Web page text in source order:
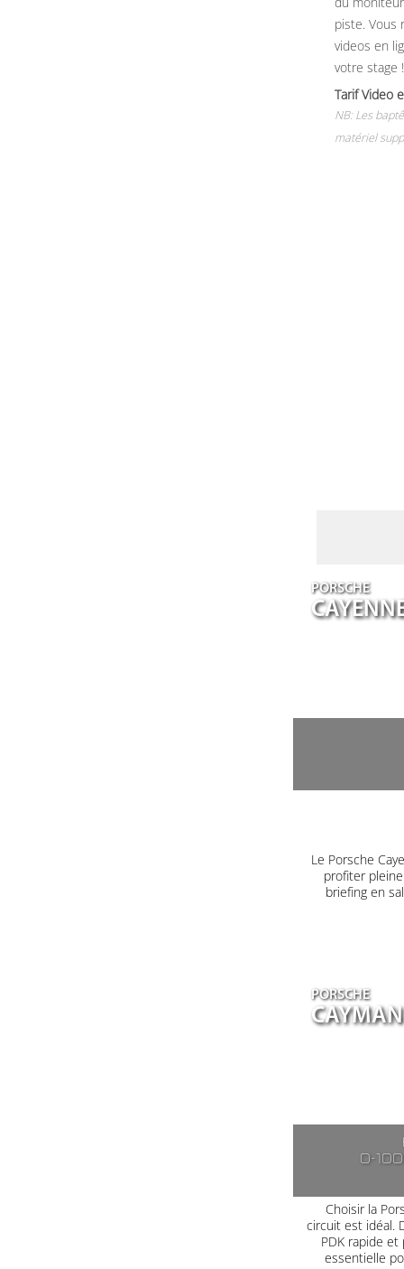
piste. Vous
videos en
votre stage !
Tarif Video
NB: Les
matériel
PORSCHE
Le Porsche
profiter
briefing en
PORSCHE
0-
Choisir la
circuit est idéal.
PDK rapide
essentielle